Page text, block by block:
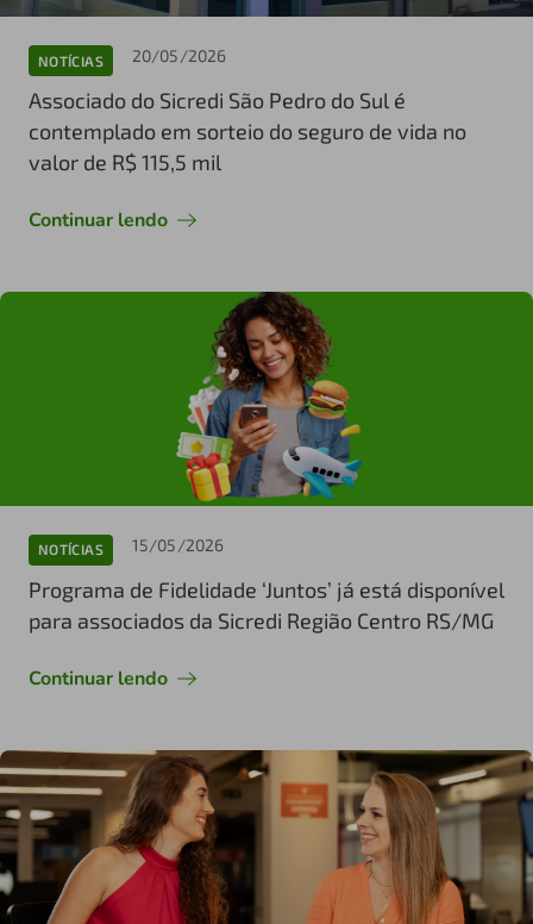
NOTÍCIAS 20/05/2026
Associado do Sicredi São Pedro do Sul é
contemplado em sorteio do seguro de vida no
valor de R$ 115,5 mil
Continuar lendo
NOTÍCIAS 15/05/2026
Programa de Fidelidade ‘Juntos’ já está disponível
para associados da Sicredi Região Centro RS/MG
Continuar lendo